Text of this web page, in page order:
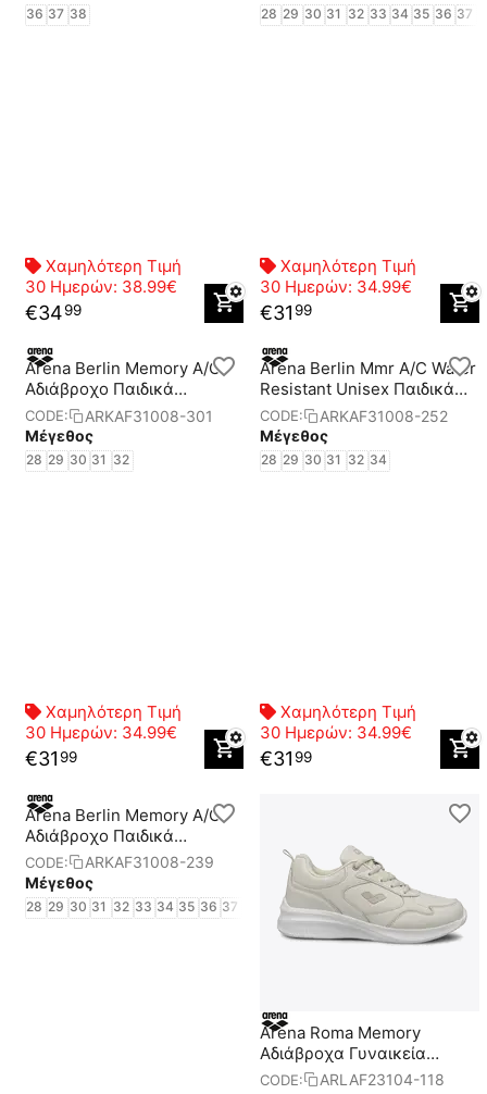
36 37 38
Χαμηλότερη Τιμή
30 Ημερών: 38.99€
€3499
28 29 30 31 32 33 34 35 36 37
Χαμηλότερη Τιμή
30 Ημερών: 34.99€
€31 99
Arena Berlin Memory A/C
Aδιάβροχο Παιδικά
Παπούτσια
CODE:
ARKAF31008-301
Μέγεθος
28 29 30 31 32
Χαμηλότερη Τιμή
30 Ημερών: 34.99€
€31 99
Arena Berlin Mmr A/C Water
Resistant Unisex Παιδικά
Παπούτσια
CODE:
ARKAF31008-252
Μέγεθος
28 29 30 31 32 34
Χαμηλότερη Τιμή
30 Ημερών: 34.99€
€31 99
Arena Berlin Memory A/C
Aδιάβροχο Παιδικά
Παπούτσια
CODE:
ARKAF31008-239
Μέγεθος
28 29 30 31 32 33 34 35 36 37
Arena Roma Memory
Αδιάβροχα Γυναικεία
Παπούτσια
CODE: ARLAF23104-118